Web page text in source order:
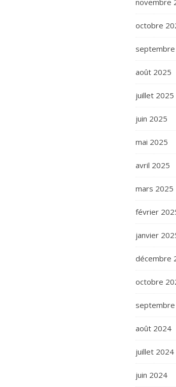
novembre
octobre
août 2025
juillet 2025
juin 2025
mai 2025
avril 2025
mars 2025
février
janvier
décembre
octobre
août 2024
juillet 2024
juin 2024